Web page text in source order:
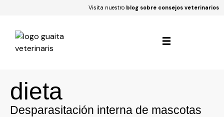
Visita nuestro blog sobre consejos veterinarios
dieta
Desparasitación interna de mascotas